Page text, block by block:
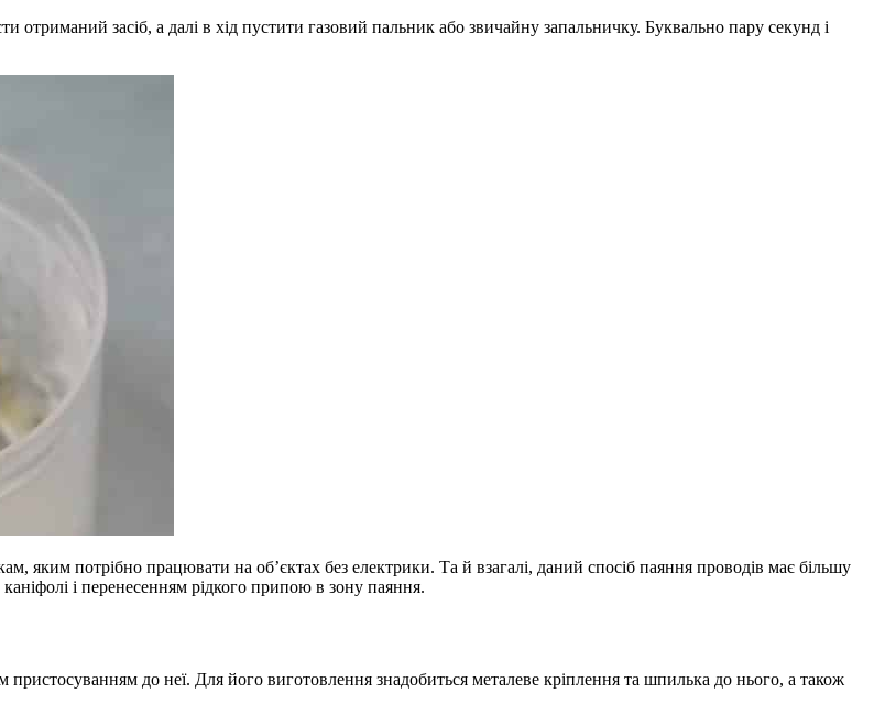
засіб, а далі в хід пустити газовий пальник або звичайну запальничку. Буквально пару секунд і
яким потрібно працювати на об’єктах без електрики. Та й взагалі, даний спосіб паяння проводів має більшу
і перенесенням рідкого припою в зону паяння.
до неї. Для його виготовлення знадобиться металеве кріплення та шпилька до нього, а також